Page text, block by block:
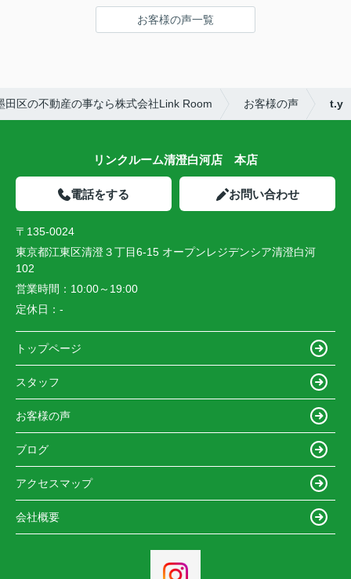
また、担当してくださった曽山さんは来店するまで
のメールが丁寧で、とても安心してやりとりするこ
お客様の声一覧
田区の不動産の事なら株式会社Link Room お客様の声 t.y
リンクルーム清澄白河店 本店
電話をする お問い合わせ
〒135-0024
東京都江東区清澄３丁目6-15 オープンレジデンシア清澄白河
102
営業時間： 10:00～19:00
定休日： -
トップページ
スタッフ
お客様の声
ブログ
アクセスマップ
会社概要